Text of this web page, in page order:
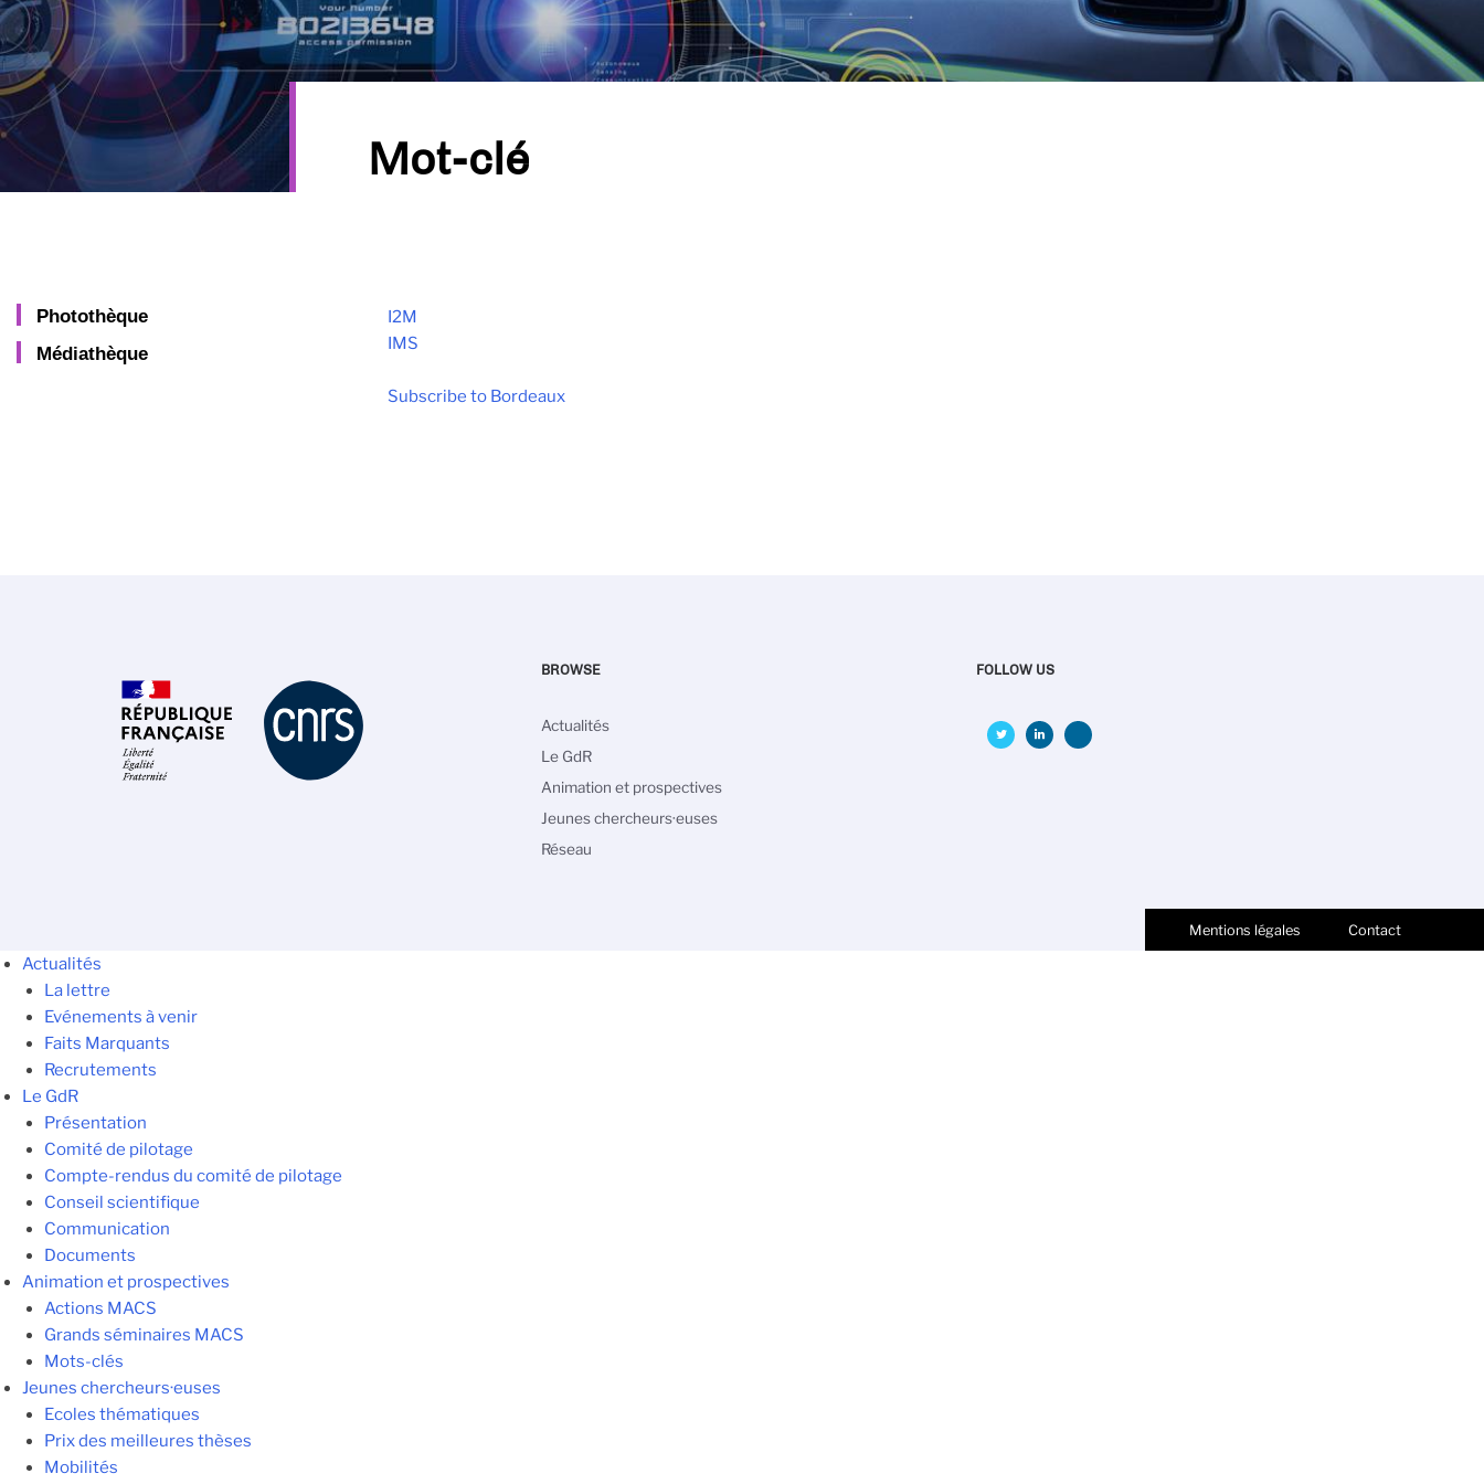
Mot-clé
Photothèque
Médiathèque
I2M
IMS
Subscribe to Bordeaux
BROWSE
Main
navigation
Actualités
Le GdR
Animation et prospectives
Jeunes chercheurs·euses
Réseau
FOLLOW US
Mentions légales Contact
Actualités
La lettre
Evénements à venir
Faits Marquants
Recrutements
Le GdR
Présentation
Comité de pilotage
Compte-rendus du comité de pilotage
Conseil scientifique
Communication
Documents
Animation et prospectives
Actions MACS
Grands séminaires MACS
Mots-clés
Jeunes chercheurs·euses
Ecoles thématiques
Prix des meilleures thèses
Mobilités